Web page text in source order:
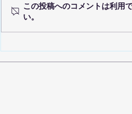
アロマワークショップ
この投稿へのコメントは利用
い。